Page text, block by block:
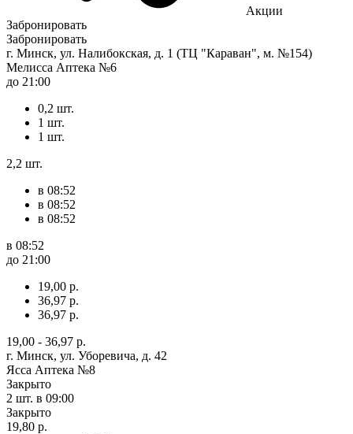
Акции
Забронировать
Забронировать
г. Минск, ул. Налибокская, д. 1 (ТЦ "Караван", м. №154)
Мелисса Аптека №6
до 21:00
0,2 шт.
1 шт.
1 шт.
2,2 шт.
в 08:52
в 08:52
в 08:52
в 08:52
до 21:00
19,00 р.
36,97 р.
36,97 р.
19,00 - 36,97 р.
г. Минск, ул. Уборевича, д. 42
Ясса Аптека №8
Закрыто
2 шт. в 09:00
Закрыто
19,80 р.